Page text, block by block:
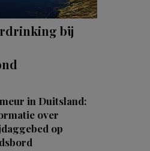
bij
in Duitsland:
over
op